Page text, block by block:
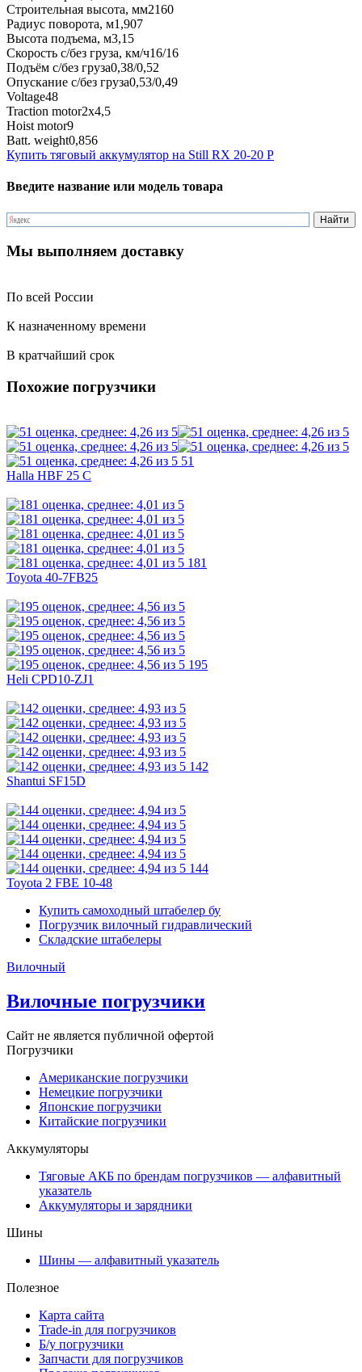
Строительная высота, мм2160
Радиус поворота, м1,907
Высота подъема, м3,15
Скорость с/без груза, км/ч16/16
Подъём с/без груза0,38/0,52
Опускание с/без груза0,53/0,49
Voltage48
Traction motor2x4,5
Hoist motor9
Batt. weight0,856
Купить тяговый аккумулятор на Still RX 20-20 P
Введите название или модель товара
Мы выполняем доставку
По всей России
К назначенному времени
В кратчайший срок
Похожие погрузчики
51
Halla HBF 25 C
181
Toyota 40-7FB25
195
Heli CPD10-ZJ1
142
Shantui SF15D
144
Toyota 2 FBE 10-48
Купить самоходный штабелер бу
Погрузчик вилочный гидравлический
Складские штабелеры
Вилочный
Вилочные погрузчики
Сайт не является публичной офертой
Погрузчики
Американские погрузчики
Немецкие погрузчики
Японские погрузчики
Китайские погрузчики
Аккумуляторы
Тяговые АКБ по брендам погрузчиков — алфавитный
указатель
Аккумуляторы и зарядники
Шины
Шины — алфавитный указатель
Полезное
Карта сайта
Trade-in для погрузчиков
Б/у погрузчики
Запчасти для погрузчиков